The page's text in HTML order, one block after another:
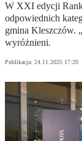
W XXI edycji
odpowiednich
gmina Kleszczów.
wyróżnieni.
Publikacja: 24.11.2025 17:20